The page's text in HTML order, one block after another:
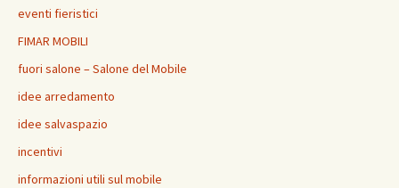
eventi fieristici
FIMAR MOBILI
fuori salone – Salone del Mobile
idee arredamento
idee salvaspazio
incentivi
informazioni utili sul mobile